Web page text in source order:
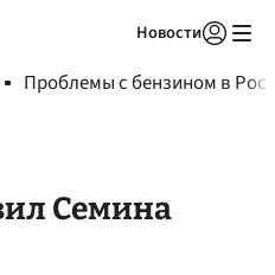
Новости
Проблемы с бензином в
Семина